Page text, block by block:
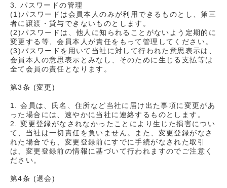
3. パスワードの管理
(1)パスワードは会員本人のみが利用できるものとし、第三
者に譲渡・貸与できないものとします。
(2)パスワードは、他人に知られることがないよう定期的に
変更する等、会員本人が責任をもって管理してください。
(3)パスワードを用いて当社に対して行われた意思表示は、
会員本人の意思表示とみなし、そのために生じる支払等は
全て会員の責任となります。
第3条 (変更)
1. 会員は、氏名、住所など当社に届け出た事項に変更があ
った場合には、速やかに当社に連絡するものとします。
2. 変更登録がなされなかったことにより生じた損害につい
て、当社は一切責任を負いません。また、変更登録がなさ
れた場合でも、変更登録前にすでに手続がなされた取引
は、変更登録前の情報に基づいて行われますのでご注意く
ださい。
第4条 (退会)